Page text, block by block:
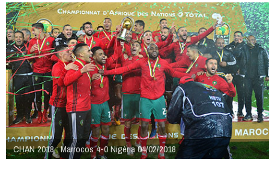
CHAN 2018 : Marrocos 4-0 Nigéria 04/02/2018